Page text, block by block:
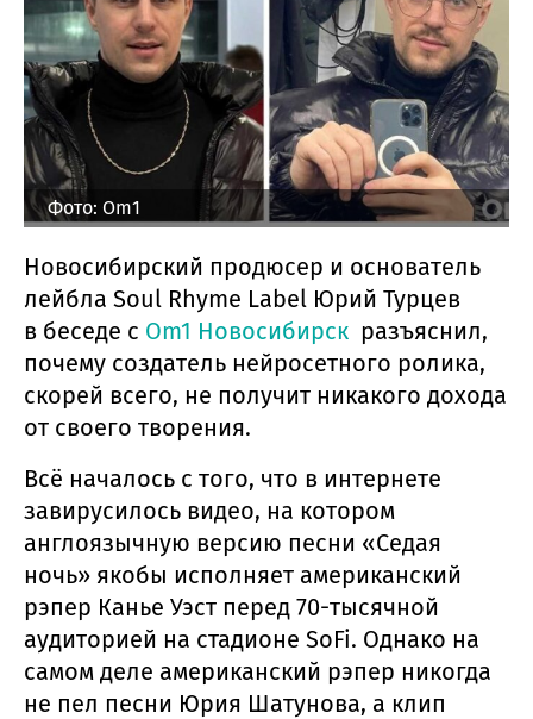
Фото: Om1
Новосибирский продюсер и основатель
лейбла Soul Rhyme Label Юрий Турцев
в беседе с Om1 Новосибирск разъяснил,
почему создатель нейросетного ролика,
скорей всего, не получит никакого дохода
от своего творения.
Всё началось с того, что в интернете
завирусилось видео, на котором
англоязычную версию песни «Седая
ночь» якобы исполняет американский
рэпер Канье Уэст перед 70-тысячной
аудиторией на стадионе SoFi. Однако на
самом деле американский рэпер никогда
не пел песни Юрия Шатунова, а клип